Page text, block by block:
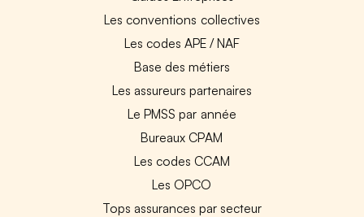
Les conventions collectives
Les codes APE / NAF
Base des métiers
Les assureurs partenaires
Le PMSS par année
Bureaux CPAM
Les codes CCAM
Les OPCO
Tops assurances par secteur